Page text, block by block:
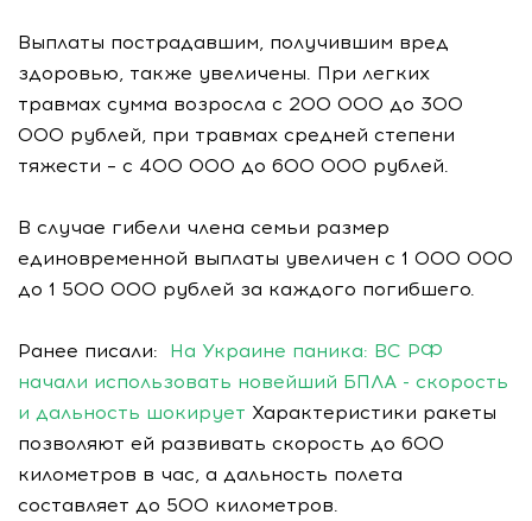
Выплаты пострадавшим, получившим вред
здоровью, также увеличены. При легких
травмах сумма возросла с 200 000 до 300
000 рублей, при травмах средней степени
тяжести – с 400 000 до 600 000 рублей.
В случае гибели члена семьи размер
единовременной выплаты увеличен с 1 000 000
до 1 500 000 рублей за каждого погибшего.
Ранее писали: На Украине паника: ВС РФ
начали использовать новейший БПЛА - скорость
и дальность шокирует Характеристики ракеты
позволяют ей развивать скорость до 600
километров в час, а дальность полета
составляет до 500 километров.